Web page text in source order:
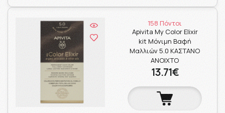
158 Πόντοι
Apivita My Color Elixir
kit Μόνιμη Βαφή
Μαλλιών 5.0 ΚΑΣΤΑΝΟ
ΑΝΟΙΧΤΟ
13.71€